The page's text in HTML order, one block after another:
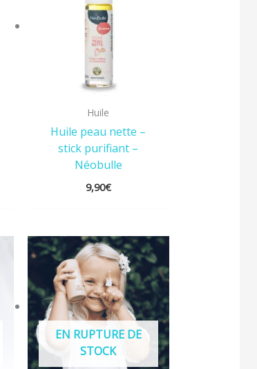
Huile
Huile peau nette –
stick purifiant –
Néobulle
9,90€
EN RUPTURE DE
STOCK